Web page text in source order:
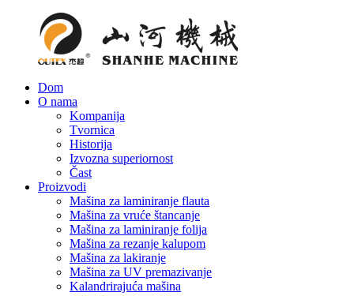
Dom
O nama
Kompanija
Tvornica
Historija
Izvozna superiornost
Čast
Proizvodi
Mašina za laminiranje flauta
Mašina za vruće štancanje
Mašina za laminiranje folija
Mašina za rezanje kalupom
Mašina za lakiranje
Mašina za UV premazivanje
Kalandrirajuća mašina